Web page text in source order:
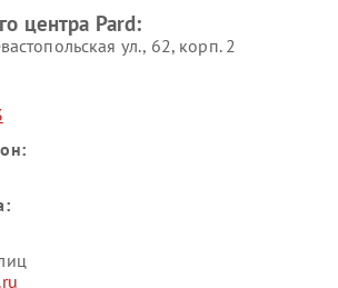
центра Pard:
ул., 62, корп. 2